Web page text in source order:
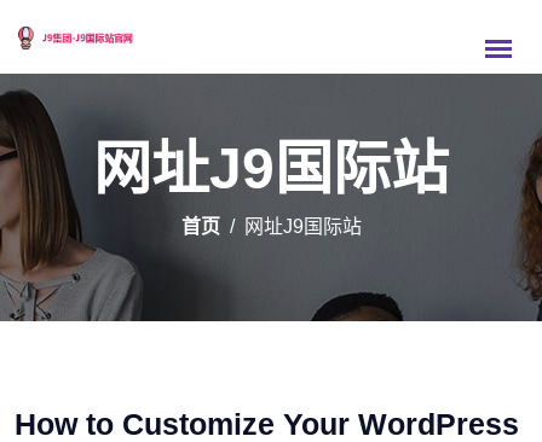
网址J9国际站
首页 网址J9国际站
How to Customize Your WordPress